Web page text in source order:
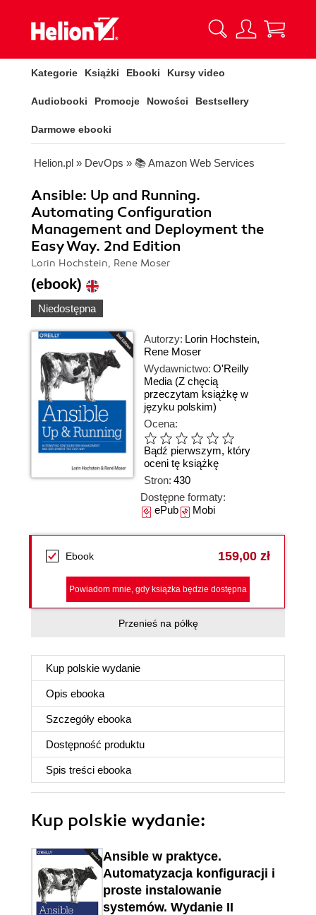
Kategorie Książki Ebooki Kursy video
Audiobooki Promocje Nowości Bestsellery
Darmowe ebooki
Helion.pl » DevOps » 📚 Amazon Web Services
Ansible: Up and Running.
Automating Configuration
Management and Deployment the
Easy Way. 2nd Edition
Lorin Hochstein, Rene Moser
(ebook)
Niedostępna
Autorzy: Lorin Hochstein,
Rene Moser
Wydawnictwo: O'Reilly
Media (Z chęcią
przeczytam książkę w
języku polskim)
Ocena:
Bądź pierwszym, który
oceni tę książkę
Stron: 430
Dostępne formaty:
ePubMobi
Ebook 159,00 zł
Powiadom mnie, gdy książka będzie dostępna
Przenieś na półkę
Kup polskie wydanie
Opis ebooka
Szczegóły ebooka
Dostępność produktu
Spis treści ebooka
Kup polskie wydanie:
Ansible w praktyce.
Automatyzacja konfiguracji i
proste instalowanie
systemów. Wydanie II